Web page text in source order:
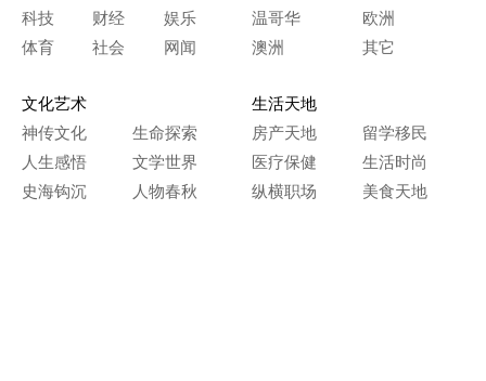
科技
财经
娱乐
体育
社会 网闻
温哥华
欧洲
澳洲
其它
文化艺术
神传文化
生命探索
人生感悟
文学世界
史海钩沉
人物春秋
生活天地
房产天地
留学移民
医疗保健
生活时尚
纵横职场
美食天地